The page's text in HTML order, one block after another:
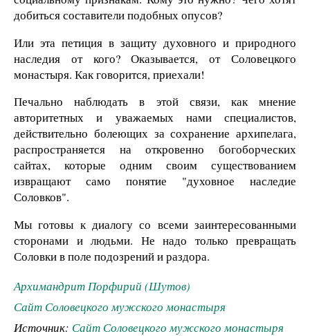
добиться составители подобных опусов?
Или эта петиция в защиту духовного и природного
наследия от кого? Оказывается, от Соловецкого
монастыря. Как говорится, приехали!
Печально наблюдать в этой связи, как мнение
авторитетных и уважаемых нами специалистов,
действительно болеющих за сохранение архипелага,
распространяется на откровенно богоборческих
сайтах, которые одним своим существованием
извращают само понятие "духовное наследие
Соловков".
Мы готовы к диалогу со всеми заинтересованными
сторонами и людьми. Не надо только превращать
Соловки в поле подозрений и раздора.
Архимандрит Порфирий (Шутов)
Сайт Соловецкого мужского монастыря
Источник: Сайт Соловецкого мужского монастыря